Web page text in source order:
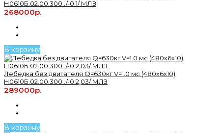
Н0610Б.02.00.300../-0.1/ МЛЗ
268000р.
В корзину
Лебедка без двигателя Q=630кг V=1.0 мс (480х6х10)
Н0610Б.02.00.300../-0.2,03/ МЛЗ
289000р.
В корзину